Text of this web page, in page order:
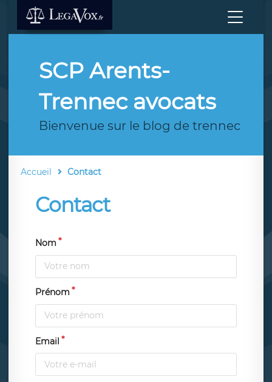
SCP Arents-
Trennec avocats
Bienvenue sur le blog de trennec
Accueil Contact
Contact
Nom
Prénom
Email